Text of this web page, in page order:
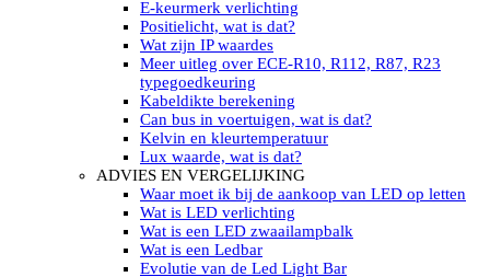
Led Multi zwaailampbalk
Led flitsbalk compact
Traffic Advisors
Led zwaailicht
Accessoires signalering
Led signalisatie in Subcategorieën
LED KOPLAMPEN GEKEURD
Led koplampen inbouw
Led koplampen opbouw
Led koplampen tractoren
Subcategorieën Led koplampen
LED ZOEKLICHT
Electrische Led zoeklamp Allremote
Electrisch Led zoeklicht Golight
E-keurmerk verlichting
Positielicht, wat is dat?
Wat zijn IP waardes
Meer uitleg over ECE-R10, R112, R87, R23
typegoedkeuring
Kabeldikte berekening
Can bus in voertuigen, wat is dat?
Kelvin en kleurtemperatuur
Lux waarde, wat is dat?
ADVIES EN VERGELIJKING
Waar moet ik bij de aankoop van LED op letten
Wat is LED verlichting
Wat is een LED zwaailampbalk
Wat is een Ledbar
Evolutie van de Led Light Bar